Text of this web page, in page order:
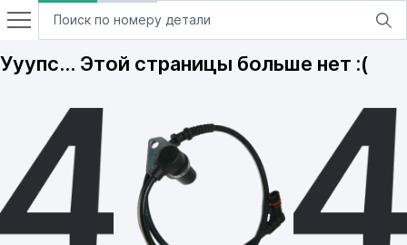
Ууупс… Этой страницы больше нет :(